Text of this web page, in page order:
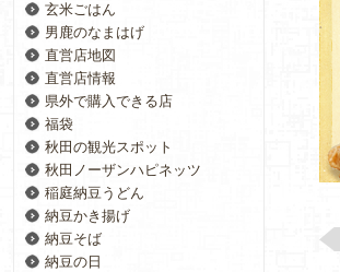
玄米ごはん
男鹿のなまはげ
直営店地図
直営店情報
県外で購入できる店
福袋
秋田の観光スポット
秋田ノーザンハピネッツ
稲庭納豆うどん
納豆かき揚げ
納豆そば
納豆の日